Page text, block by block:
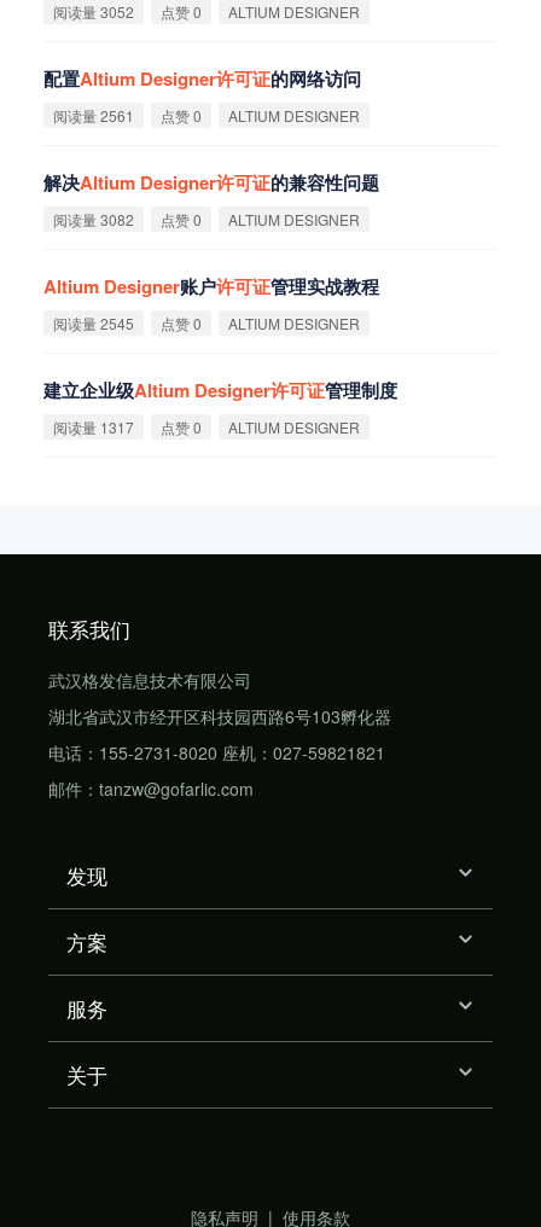
阅读量 3052 点赞 0 ALTIUM DESIGNER
配置Altium Designer许可证的网络访问
阅读量 2561 点赞 0 ALTIUM DESIGNER
解决Altium Designer许可证的兼容性问题
阅读量 3082 点赞 0 ALTIUM DESIGNER
Altium Designer账户许可证管理实战教程
阅读量 2545 点赞 0 ALTIUM DESIGNER
建立企业级Altium Designer许可证管理制度
阅读量 1317 点赞 0 ALTIUM DESIGNER
联系我们
武汉格发信息技术有限公司
湖北省武汉市经开区科技园西路6号103孵化器
电话：155-2731-8020 座机：027-59821821
邮件：tanzw@gofarlic.com
发现
方案
服务
关于
隐私声明 | 使用条款